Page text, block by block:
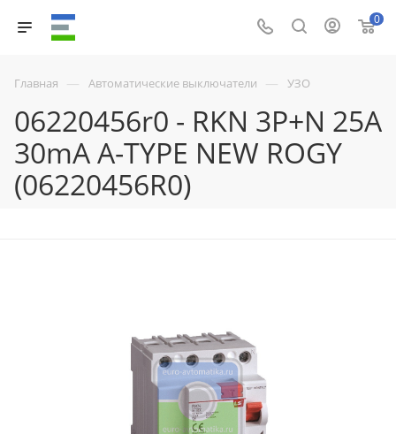
0
Главная — Автоматические выключатели — УЗО
06220456r0 - RKN 3P+N 25A
30mA A-TYPE NEW ROGY
(06220456R0)